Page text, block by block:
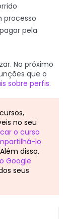
processo
pela
No próximo
que o
sobre perfis.
no seu
o curso
lo
disso,
Google
seus